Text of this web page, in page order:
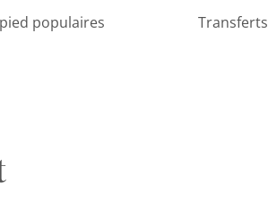
populaires Transferts